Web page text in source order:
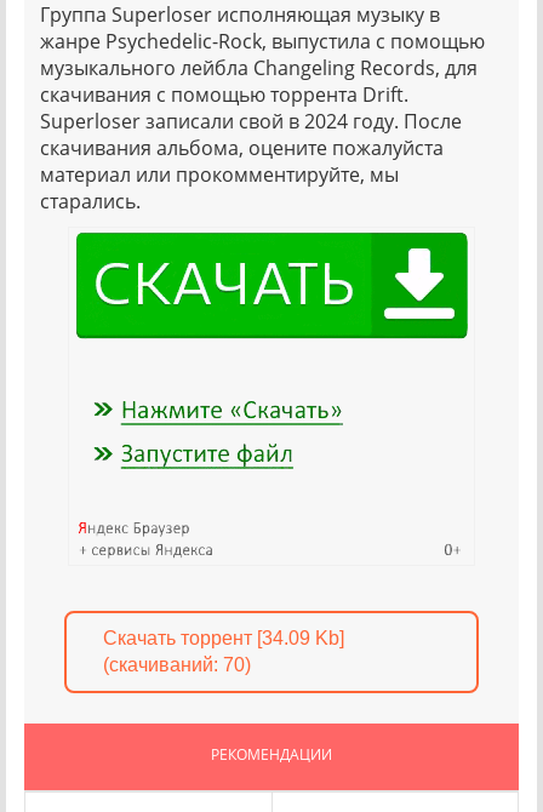
Группа Superloser исполняющая музыку в
жанре Psychedelic-Rock, выпустила с помощью
музыкального лейбла Changeling Records, для
скачивания с помощью торрента Drift.
Superloser записали свой в 2024 году. После
скачивания альбома, оцените пожалуйста
материал или прокомментируйте, мы
старались.
Скачать торрент [34.09 Kb]
(cкачиваний: 70)
РЕКОМЕНДАЦИИ